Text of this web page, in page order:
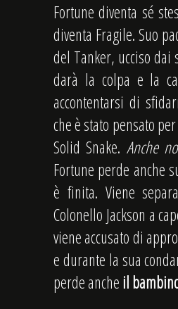
Fortune diventa sé
diventa Fragile. Suo
del Tanker, ucciso
darà la colpa e la
accontentarsi di
che è stato pensato
Solid Snake. Anche
Fortune perde anche
è finita. Viene
Colonello Jackson a
viene accusato di
e durante la sua
perde ancheil